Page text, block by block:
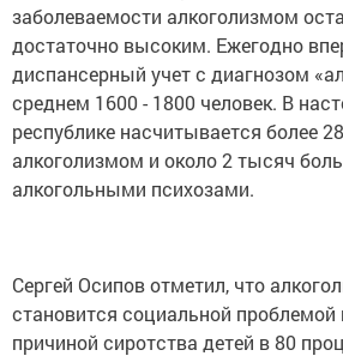
заболеваемости алкоголизмом
достаточно высоким. Ежегодно
диспансерный учет с диагнозом
среднем 1600 - 1800 человек. В
республике насчитывается более
алкоголизмом и около 2 тысяч
алкогольными психозами.
Сергей Осипов отметил, что
становится социальной проблемой
причиной сиротства детей в 80